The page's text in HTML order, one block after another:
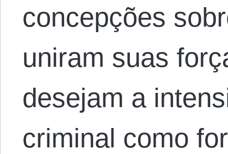
concepções
uniram suas
desejam a
criminal como